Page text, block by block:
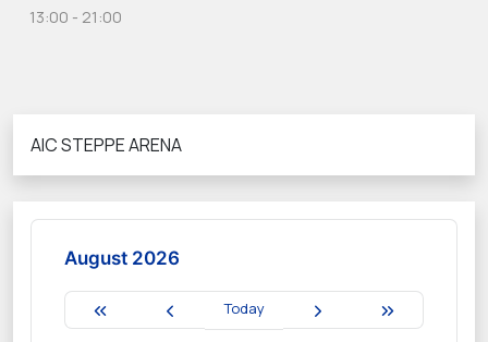
13:00 - 21:00
AIC STEPPE ARENA
August 2026
Today